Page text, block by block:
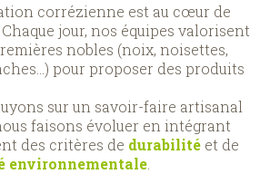
corrézienne est au cœur de
jour, nos équipes valorisent
nobles (noix, noisettes,
pour proposer des produits
sur un savoir-faire artisanal
faisons évoluer en intégrant
des critères de durabilitéet de
environnementale.